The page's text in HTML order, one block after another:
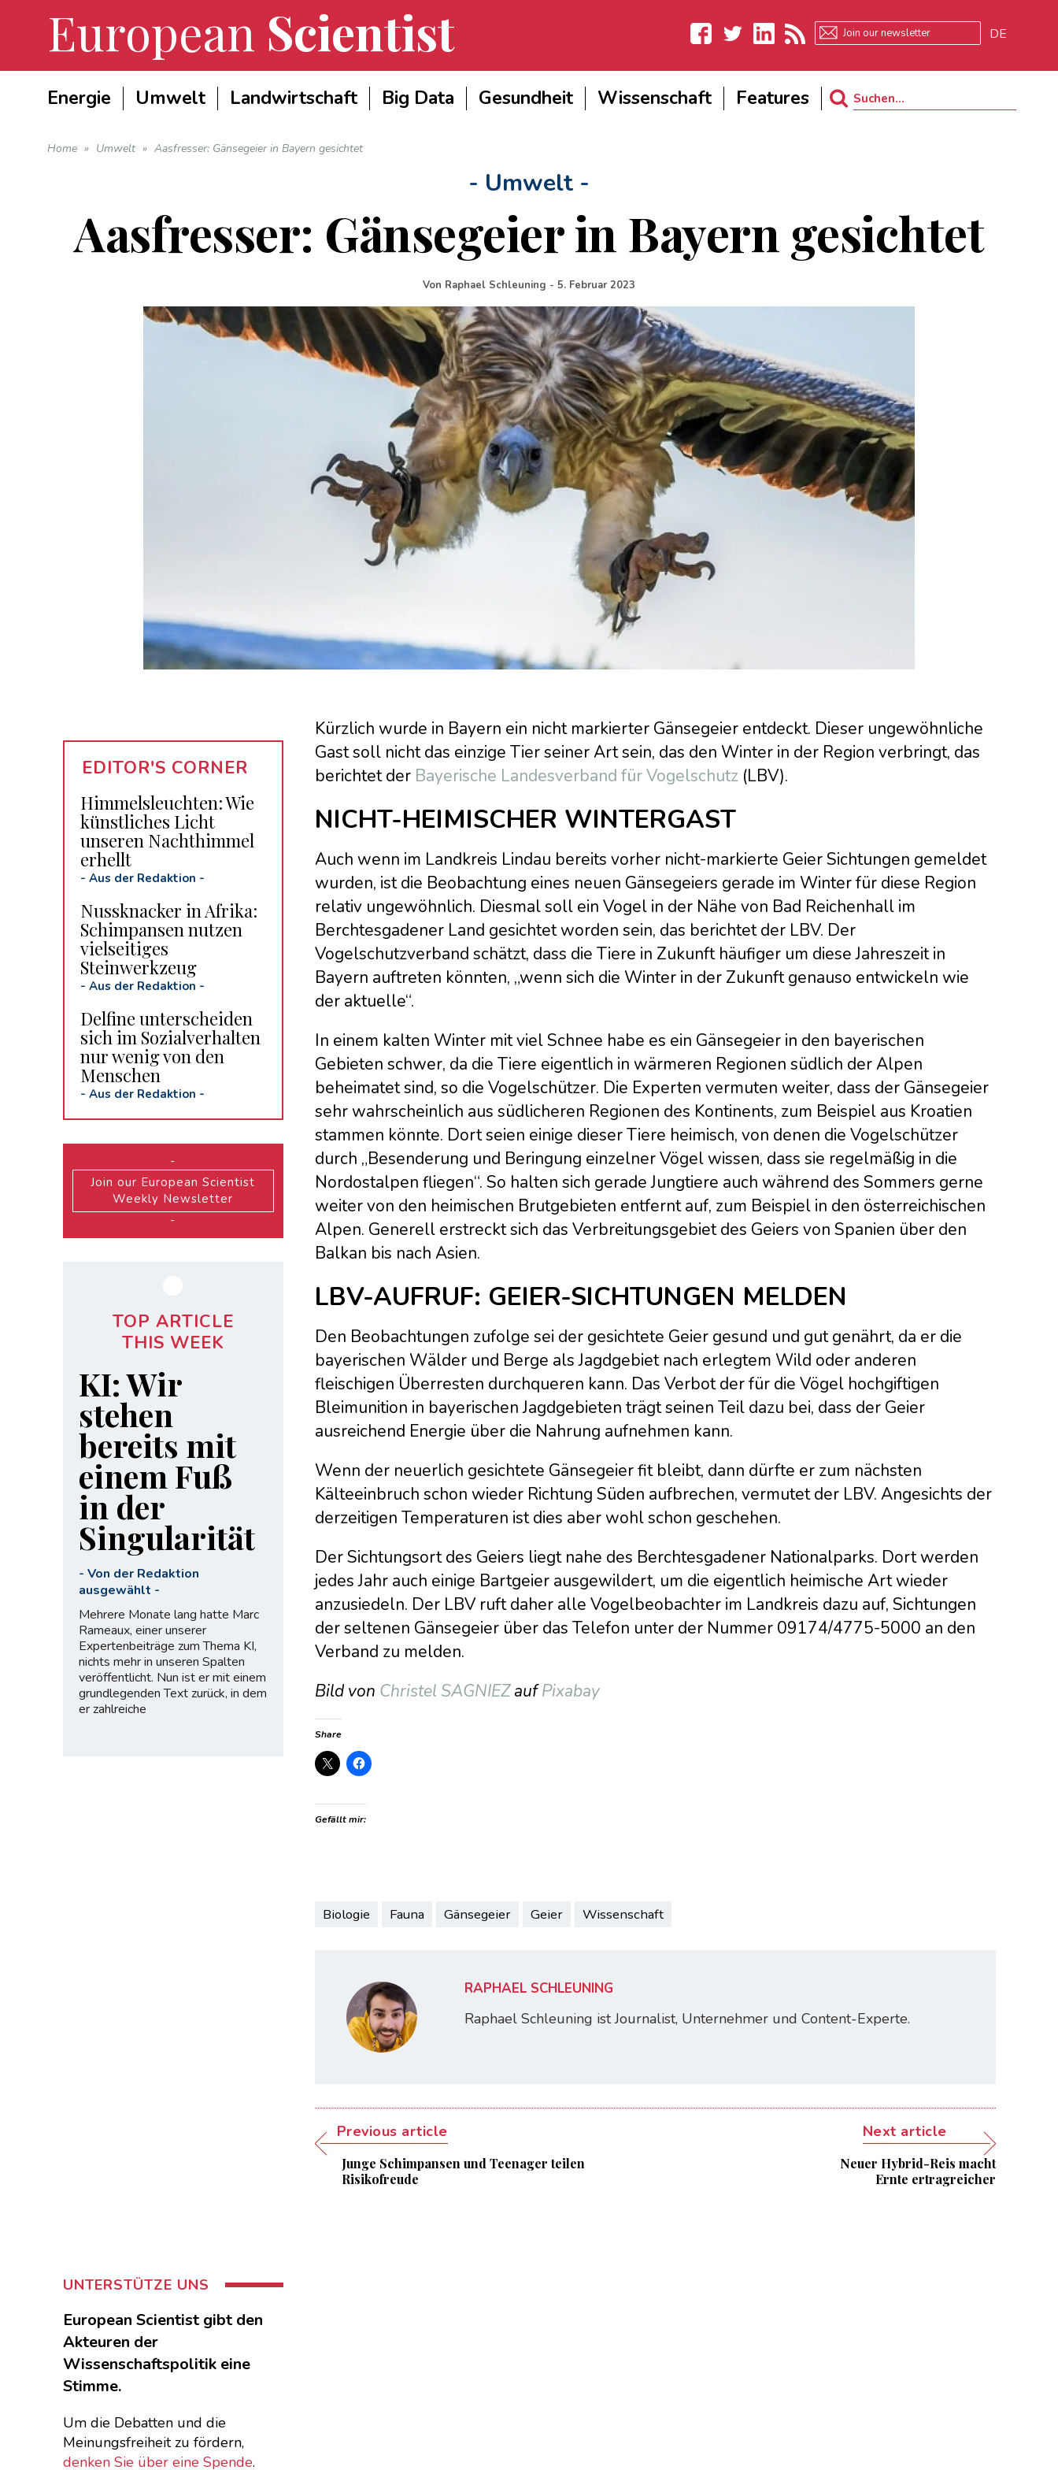
European Scientist
FacebookTwitter
DE
Energie Umwelt Landwirtschaft Big Data Gesundheit Wissenschaft Features
Search
Home » Umwelt » Aasfresser: Gänsegeier in Bayern gesichtet
- Umwelt -
Aasfresser: Gänsegeier in Bayern gesichtet
Von Raphael Schleuning - 5. Februar 2023
Kürzlich wurde in Bayern ein nicht markierter Gänsegeier entdeckt. Dieser ungewöhnliche
Gast soll nicht das einzige Tier seiner Art sein, das den Winter in der Region verbringt, das
berichtet der Bayerische Landesverband für Vogelschutz(LBV).
NICHT-HEIMISCHER WINTERGAST
Auch wenn im Landkreis Lindau bereits vorher nicht-markierte Geier Sichtungen gemeldet
wurden, ist die Beobachtung eines neuen Gänsegeiers gerade im Winter für diese Region
relativ ungewöhnlich. Diesmal soll ein Vogel in der Nähe von Bad Reichenhall im
Berchtesgadener Land gesichtet worden sein, das berichtet der LBV. Der
Vogelschutzverband schätzt, dass die Tiere in Zukunft häufiger um diese Jahreszeit in
Bayern auftreten könnten, „wenn sich die Winter in der Zukunft genauso entwickeln wie
der aktuelle“.
In einem kalten Winter mit viel Schnee habe es ein Gänsegeier in den bayerischen
Gebieten schwer, da die Tiere eigentlich in wärmeren Regionen südlich der Alpen
beheimatet sind, so die Vogelschützer. Die Experten vermuten weiter, dass der Gänsegeier
sehr wahrscheinlich aus südlicheren Regionen des Kontinents, zum Beispiel aus Kroatien
stammen könnte. Dort seien einige dieser Tiere heimisch, von denen die Vogelschützer
durch „Besenderung und Beringung einzelner Vögel wissen, dass sie regelmäßig in die
Nordostalpen fliegen“. So halten sich gerade Jungtiere auch während des Sommers gerne
weiter von den heimischen Brutgebieten entfernt auf, zum Beispiel in den österreichischen
Alpen. Generell erstreckt sich das Verbreitungsgebiet des Geiers von Spanien über den
Balkan bis nach Asien.
LBV-AUFRUF: GEIER-SICHTUNGEN MELDEN
Den Beobachtungen zufolge sei der gesichtete Geier gesund und gut genährt, da er die
bayerischen Wälder und Berge als Jagdgebiet nach erlegtem Wild oder anderen
fleischigen Überresten durchqueren kann. Das Verbot der für die Vögel hochgiftigen
Bleimunition in bayerischen Jagdgebieten trägt seinen Teil dazu bei, dass der Geier
ausreichend Energie über die Nahrung aufnehmen kann.
Wenn der neuerlich gesichtete Gänsegeier fit bleibt, dann dürfte er zum nächsten
Kälteeinbruch schon wieder Richtung Süden aufbrechen, vermutet der LBV. Angesichts der
derzeitigen Temperaturen ist dies aber wohl schon geschehen.
Der Sichtungsort des Geiers liegt nahe des Berchtesgadener Nationalparks. Dort werden
jedes Jahr auch einige Bartgeier ausgewildert, um die eigentlich heimische Art wieder
anzusiedeln. Der LBV ruft daher alle Vogelbeobachter im Landkreis dazu auf, Sichtungen
der seltenen Gänsegeier über das Telefon unter der Nummer 09174/4775-5000 an den
Verband zu melden.
Bild von Christel SAGNIEZaufPixabay
Share
Gefällt mir:
Biologie Fauna Gänsegeier Geier Wissenschaft
RAPHAEL SCHLEUNING
Raphael Schleuning ist Journalist, Unternehmer und Content-Experte.
Previous article
Junge Schimpansen und Teenager teilen
Risikofreude
Next article
Neuer Hybrid-Reis macht
Ernte ertragreicher
EDITOR'S CORNER
Himmelsleuchten: Wie
künstliches Licht
unseren Nachthimmel
erhellt
- Aus der Redaktion -
Nussknacker in Afrika:
Schimpansen nutzen
vielseitiges
Steinwerkzeug
- Aus der Redaktion -
Delfine unterscheiden
sich im Sozialverhalten
nur wenig von den
Menschen
- Aus der Redaktion -
-
Join our European Scientist
Weekly Newsletter
-
TOP ARTICLE
THIS WEEK
KI: Wir
stehen
bereits mit
einem Fuß
in der
Singularität
- Von der Redaktion
ausgewählt -
Mehrere Monate lang hatte Marc
Rameaux, einer unserer
Expertenbeiträge zum Thema KI,
nichts mehr in unseren Spalten
veröffentlicht. Nun ist er mit einem
grundlegenden Text zurück, in dem
er zahlreiche
UNTERSTÜTZE UNS
European Scientist gibt den
Akteuren der
Wissenschaftspolitik eine
Stimme.
Um die Debatten und die
Meinungsfreiheit zu fördern,
denken Sie über eine Spende.